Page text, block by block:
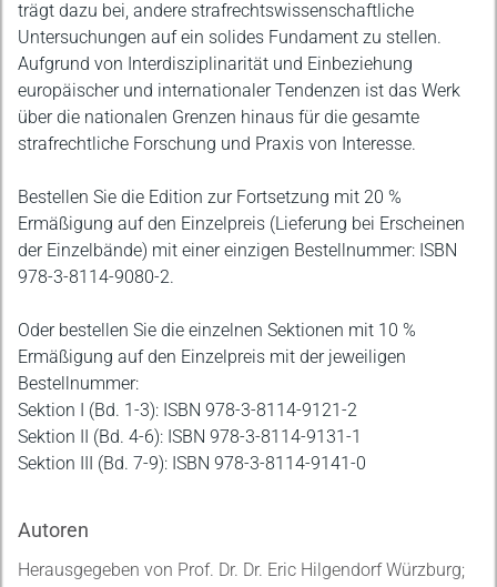
trägt dazu bei, andere strafrechtswissenschaftliche
Untersuchungen auf ein solides Fundament zu stellen.
Aufgrund von Interdisziplinarität und Einbeziehung
europäischer und internationaler Tendenzen ist das Werk
über die nationalen Grenzen hinaus für die gesamte
strafrechtliche Forschung und Praxis von Interesse.
Bestellen Sie die Edition zur Fortsetzung mit 20 %
Ermäßigung auf den Einzelpreis (Lieferung bei Erscheinen
der Einzelbände) mit einer einzigen Bestellnummer: ISBN
978-3-8114-9080-2.
Oder bestellen Sie die einzelnen Sektionen mit 10 %
Ermäßigung auf den Einzelpreis mit der jeweiligen
Bestellnummer:
Sektion I (Bd. 1-3): ISBN 978-3-8114-9121-2
Sektion II (Bd. 4-6): ISBN 978-3-8114-9131-1
Sektion III (Bd. 7-9): ISBN 978-3-8114-9141-0
Autoren
Herausgegeben von Prof. Dr. Dr. Eric Hilgendorf Würzburg;